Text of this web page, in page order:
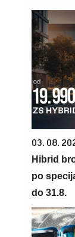
03. 08.
Hibrid
po
do 31.8.